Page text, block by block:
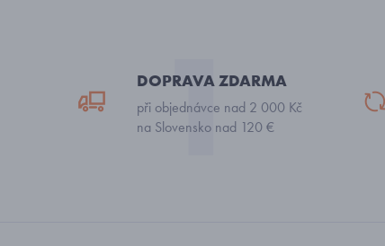
DOPRAVA ZDARMA
při objednávce nad 2 000 Kč
na Slovensko nad 120 €